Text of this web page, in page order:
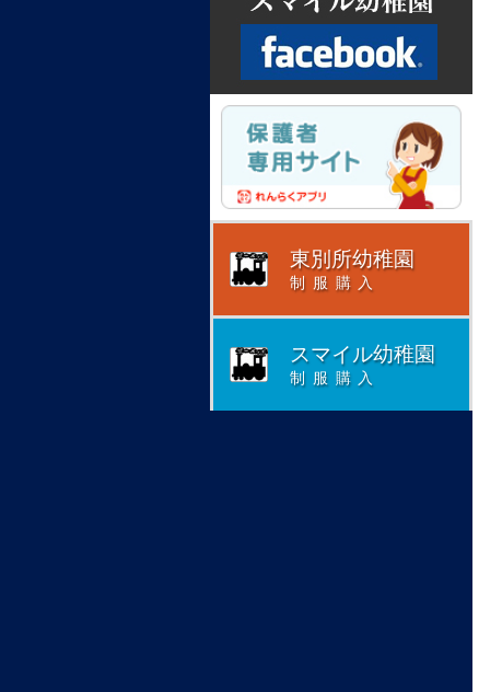
Facebook
Facebook
東別所幼稚園
制服購入
スマイル幼稚園
制服購入